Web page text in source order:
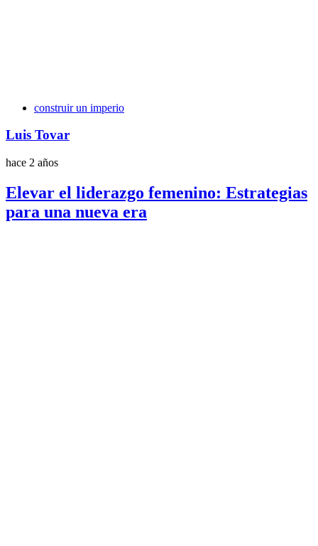
Etiquetasconstruir un imperio
Luis Tovar
hace 2 años
Elevar el liderazgo femenino: Estrategias
para una nueva era